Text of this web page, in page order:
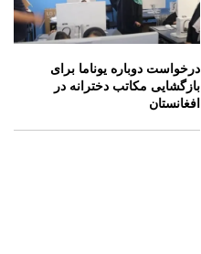
درخواست دوباره یوناما برای
بازگشایی مکاتب دخترانه در
افغانستان